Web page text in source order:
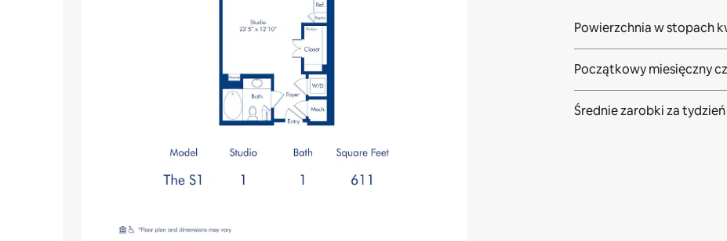
Powierzchnia w stopach
Początkowy miesięczny
Średnie zarobki zatydzień